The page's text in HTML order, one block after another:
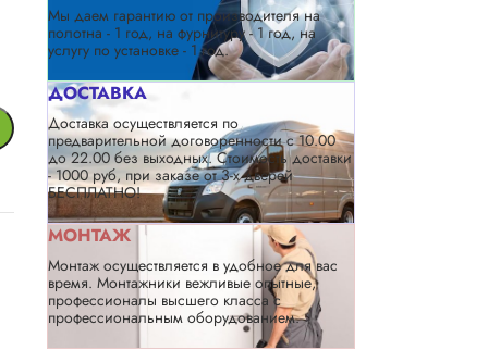
Мы даем гарантию от производителя на
полотна - 1 год, на фурнитуру - 1 год, на
услугу по установке - 1 год.
ДОСТАВКА
Доставка осуществляется по
предварительной договоренности с 10.00
до 22.00 без выходных. Стоимость доставки
- 1000 руб, при заказе от 3-х дверей
БЕСПЛАТНО!
МОНТАЖ
Монтаж осуществляется в удобное для вас
время. Монтажники вежливые опытные,
профессионалы высшего класса с
профессиональным оборудованием.